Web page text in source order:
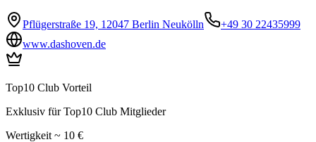
Pflügerstraße 19, 12047 Berlin Neukölln
+49 30 22435999
www.dashoven.de
Top10 Club Vorteil
Exklusiv für Top10 Club Mitglieder
Wertigkeit ~ 10 €